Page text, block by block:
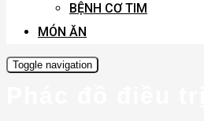
BỆNH CƠ TIM
MÓN ĂN
Toggle navigation